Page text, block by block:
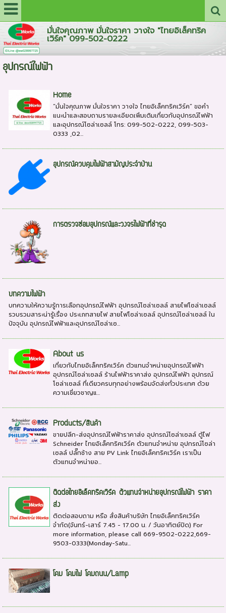
มั่นใจคุณภาพ มั่นใจราคา วางใจ "ไทยอิเล็คทริค
เวิร์ค" 099-502-0222
อุปกรณ์ไฟฟ้า
Home
“มั่นใจคุณภาพ มั่นใจราคา วางใจ ไทยอิเล็คทริคเวิร์ค” ขอคำ
แนะนำและสอบถามรายละเอียดเพิ่มเติมเกี่ยวกับอุปกรณ์ไฟฟ้า
และอุปกรณ์โซล่าเซลล์ โทร: 099-502-0222, 099-503-
0333 ,02...
อุปกรณ์ควบคุมไฟฟ้าสามัญประจำบ้าน
การตรวจซ่อมอุปกรณ์และวงจรไฟฟ้าที่ชำรุด
บทความไฟฟ้า
บทความให้ความรู้การเลือกอุปกรณ์ไฟฟ้า อุปกรณ์โซล่าเซลล์ สายไฟโซล่าเซลล์
รวบรวมสาระน่ารู้เรื่อง ประเภทสายไฟ สายไฟโซล่าเซลล์ อุปกรณ์โซล่าเซลล์ ใน
ปัจจุบัน อุปกรณ์ไฟฟ้าและอุปกรณ์โซล่าเซ...
About us
เกี่ยวกับไทยอิเล็คทริคเวิร์ค ตัวแทนจำหน่ายอุปกรณ์ไฟฟ้า
อุปกรณ์โซล่าเซลล์ ร้านไฟฟ้าราคาส่ง อุปกรณ์ไฟฟ้า อุปกรณ์
โซล่าเซลล์ ที่เดียวครบทุกอย่างพร้อมจัดส่งทั่วประเทศ ด้วย
ความเชี่ยวชาญแ...
Products/สินค้า
ขายปลีก-ส่งอุปกรณ์ไฟฟ้าราคาส่ง อุปกรณ์โซล่าเซลล์ ตู้ไฟ
Schneider ไทยอิเล็คทริคเวิร์ค ตัวแทนจำหน่าย อุปกรณ์โซล่า
เซลล์ ปลั๊กช้าง สาย PV Link ไทยอิเล็คทริคเวิร์ค เราเป็น
ตัวแทนจำหน่ายอ...
ติดต่อไทยอิเล็คทริคเวิร์ค ตัวแทนจำหน่ายอุปกรณ์ไฟฟ้า ราคา
ส่ง
ติดต่อสอบถาม หรือ สั่งสินค้าบริษัท ไทยอิเล็คทริคเวิร์ค
จำกัด(จันทร์-เสาร์ 7.45 - 17.00 น. / วันอาทิตย์ปิด) For
more information, please call 669-9502-0222,669-
9503-0333(Monday-Satu...
โคม โคมไฟ โคมถนน/Lamp